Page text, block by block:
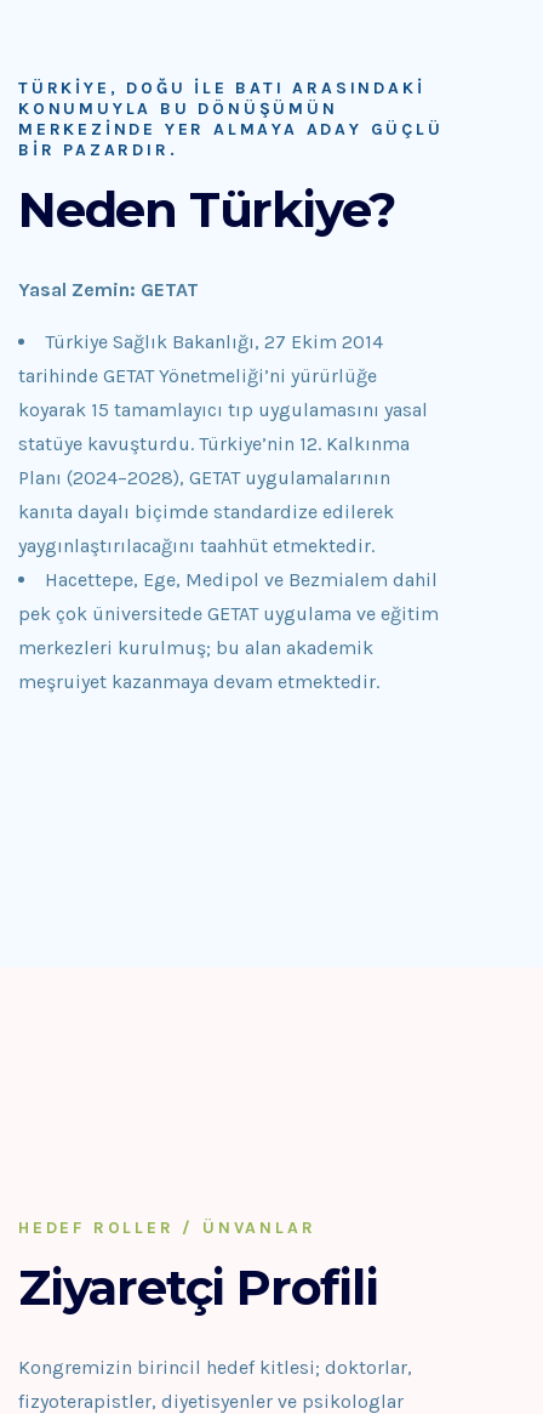
TÜRKIYE, DOĞU ILE BATI ARASINDAKI
KONUMUYLA BU DÖNÜŞÜMÜN
MERKEZINDE YER ALMAYA ADAY GÜÇLÜ
BIR PAZARDIR.
Neden Türkiye?
Yasal Zemin: GETAT
Türkiye Sağlık Bakanlığı, 27 Ekim 2014
tarihinde GETAT Yönetmeliği’ni yürürlüğe
koyarak 15 tamamlayıcı tıp uygulamasını yasal
statüye kavuşturdu. Türkiye’nin 12. Kalkınma
Planı (2024–2028), GETAT uygulamalarının
kanıta dayalı biçimde standardize edilerek
yaygınlaştırılacağını taahhüt etmektedir.
Hacettepe, Ege, Medipol ve Bezmialem dahil
pek çok üniversitede GETAT uygulama ve eğitim
merkezleri kurulmuş; bu alan akademik
meşruiyet kazanmaya devam etmektedir.
HEDEF ROLLER / ÜNVANLAR
Ziyaretçi Profili
Kongremizin birincil hedef kitlesi; doktorlar,
fizyoterapistler, diyetisyenler ve psikologlar